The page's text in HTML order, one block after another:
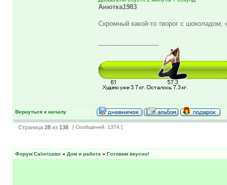
Анютка1983
Скромный какой-то творог с шоколадом,
Вернуться к началу
Страница 28 из 138 [ Сообщений: 1374 ]
Форум Calorizator » Дом и работа » Готовим вкусно!